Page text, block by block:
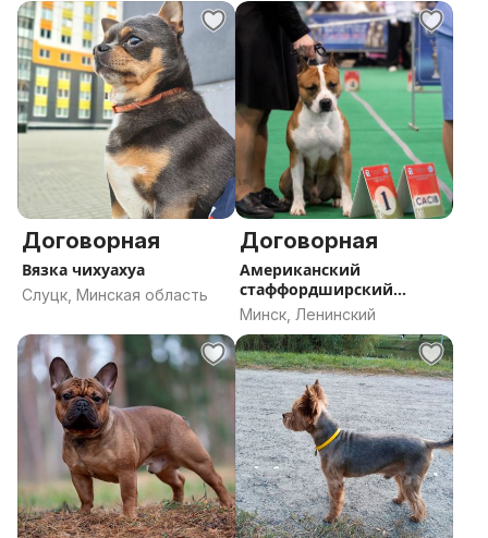
Договорная
Вязка чихуахуа
Слуцк, Минская область
Договорная
Американский
стаффордширский
терьер
Минск, Ленинский